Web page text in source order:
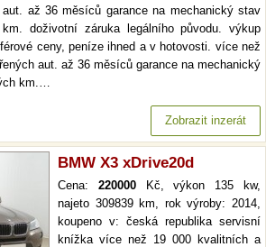
až 36 měsíců garance na mechanický stav
doživotní záruka legálního původu. výkup
ceny, peníze ihned a v hotovosti. více než
aut. až 36 měsíců garance na mechanický
km.…
Zobrazit inzerát
BMW X3 xDrive20d
Cena: 220000Kč, výkon 135 kw,
najeto 309839 km, rok výroby: 2014,
koupeno v: česká republika servisní
knížka více než 19 000 kvalitních a